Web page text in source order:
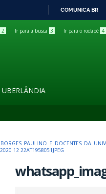
COMUNICA BR
2 Ir para a busca 3 Ir para o rodapé 4
UBERLÂNDIA
12 22AT1958051JPEG